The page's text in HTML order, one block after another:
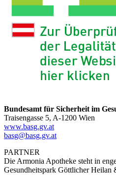
Bundesamt für Sicherheit im
Traisengasse 5, A-1200 Wien
www.basg.gv.at
basg@basg.gv.at
PARTNER
Die Armonia Apotheke steht in
Gesundheitspark Göttlicher Heilan